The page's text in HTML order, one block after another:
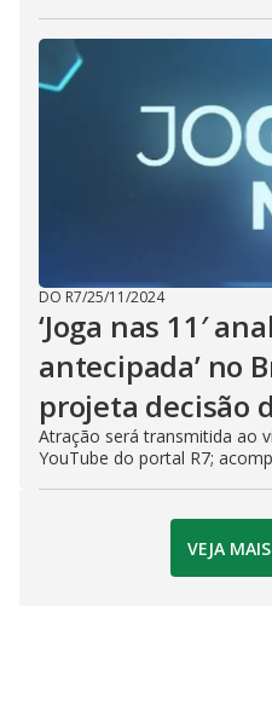
DO R7/25/11/2024
‘Joga nas 11′
antecipada’ no
projeta decisão
Atração será transmitida ao
YouTube do portal R7;
VEJA